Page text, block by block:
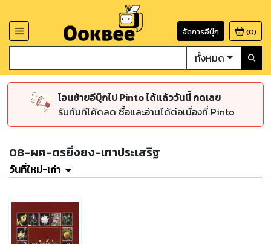
จัดการอีบุ๊ก (0)
ทั้งหมด
โอนย้ายอีบุ๊กไป Pinto ได้แล้ววันนี้ กดเลย
รับทันทีโค้ดลด ซื้อและอ่านได้ต่อเนื่องที่ Pinto
08-ผศ-ดรยิ่งยง-เทาประเสริฐ
วันที่ใหม่-เก่า